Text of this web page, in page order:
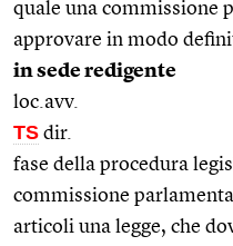
quale una commissione
approvare in modo
in sede redigente
loc.avv.
TS dir.
fase della procedura
commissione
articoli una legge, che